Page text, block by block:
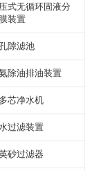
式无循环固液分
装置
隙滤池
除油排油装置
芯净水机
过滤装置
砂过滤器